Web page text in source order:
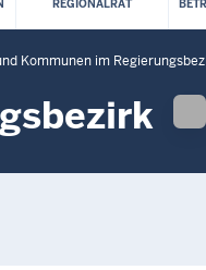
REGIONALRAT
Kommunen im